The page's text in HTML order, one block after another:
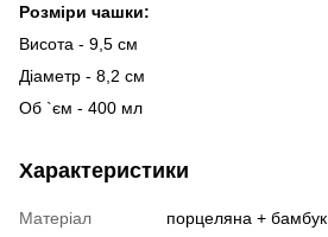
Розміри чашки:
Висота - 9,5 см
Діаметр - 8,2 см
Об `єм - 400 мл
Характеристики
Матеріал
порцеляна + бамбук